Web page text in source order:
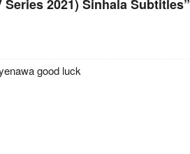
Beattie
2021) Sinhala Subtitles”
good luck